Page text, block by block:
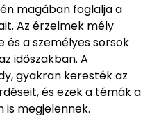
magában foglalja a
Az érzelmek mély
és a személyes sorsok
időszakban. A
gyakran keresték az
és ezek a témák a
is megjelennek.